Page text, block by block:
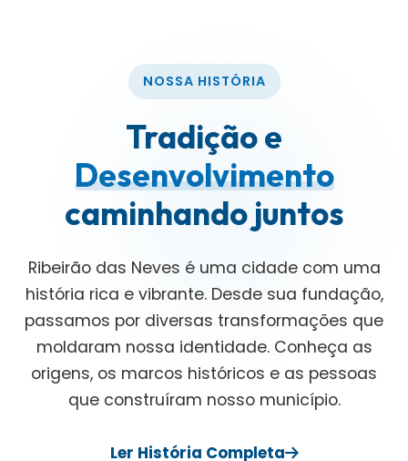
NOSSA HISTÓRIA
Tradição e
Desenvolvimento
caminhando juntos
Ribeirão das Neves é uma cidade com uma
história rica e vibrante. Desde sua fundação,
passamos por diversas transformações que
moldaram nossa identidade. Conheça as
origens, os marcos históricos e as pessoas
que construíram nosso município.
Ler História Completa